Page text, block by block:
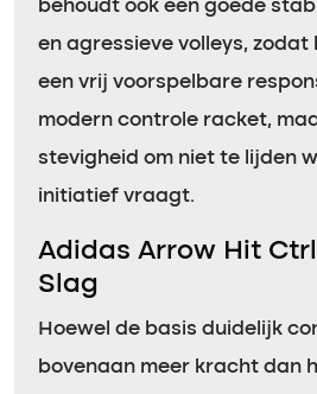
behoudt ook een goede
en agressieve volleys,
een vrij voorspelbare
modern controle racket,
stevigheid om niet te lijden
initiatief vraagt.
Adidas Arrow Hit
Slag
Hoewel de basis duidelijk
bovenaan meer kracht dan